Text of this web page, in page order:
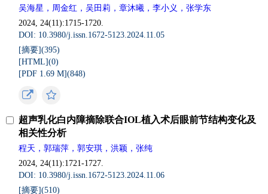
吴海星，周金红，吴田莉，章沐曦，李小义，张学东
2024, 24(11):1715-1720.
DOI: 10.3980/j.issn.1672-5123.2024.11.05
[摘要](395)
[HTML](0)
[PDF 1.69 M](848)
超声乳化白内障摘除联合IOL植入术后眼前节结构变化及
相关性分析
程天，郭瑞萍，郭安琪，洪颖，张纯
2024, 24(11):1721-1727.
DOI: 10.3980/j.issn.1672-5123.2024.11.06
[摘要](510)